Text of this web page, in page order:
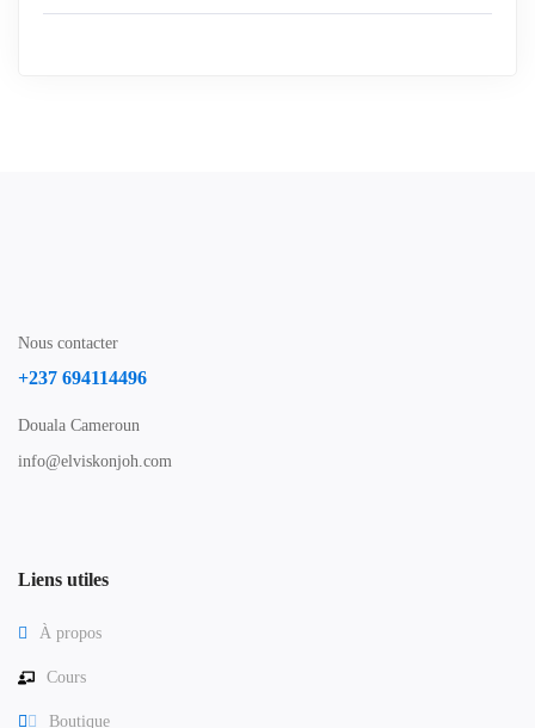
Nous contacter
+237 694114496
Douala Cameroun
info@elviskonjoh.com
Liens utiles
À propos
Cours
Boutique